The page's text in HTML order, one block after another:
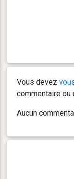
Vous devez
commentaire ou
Aucun